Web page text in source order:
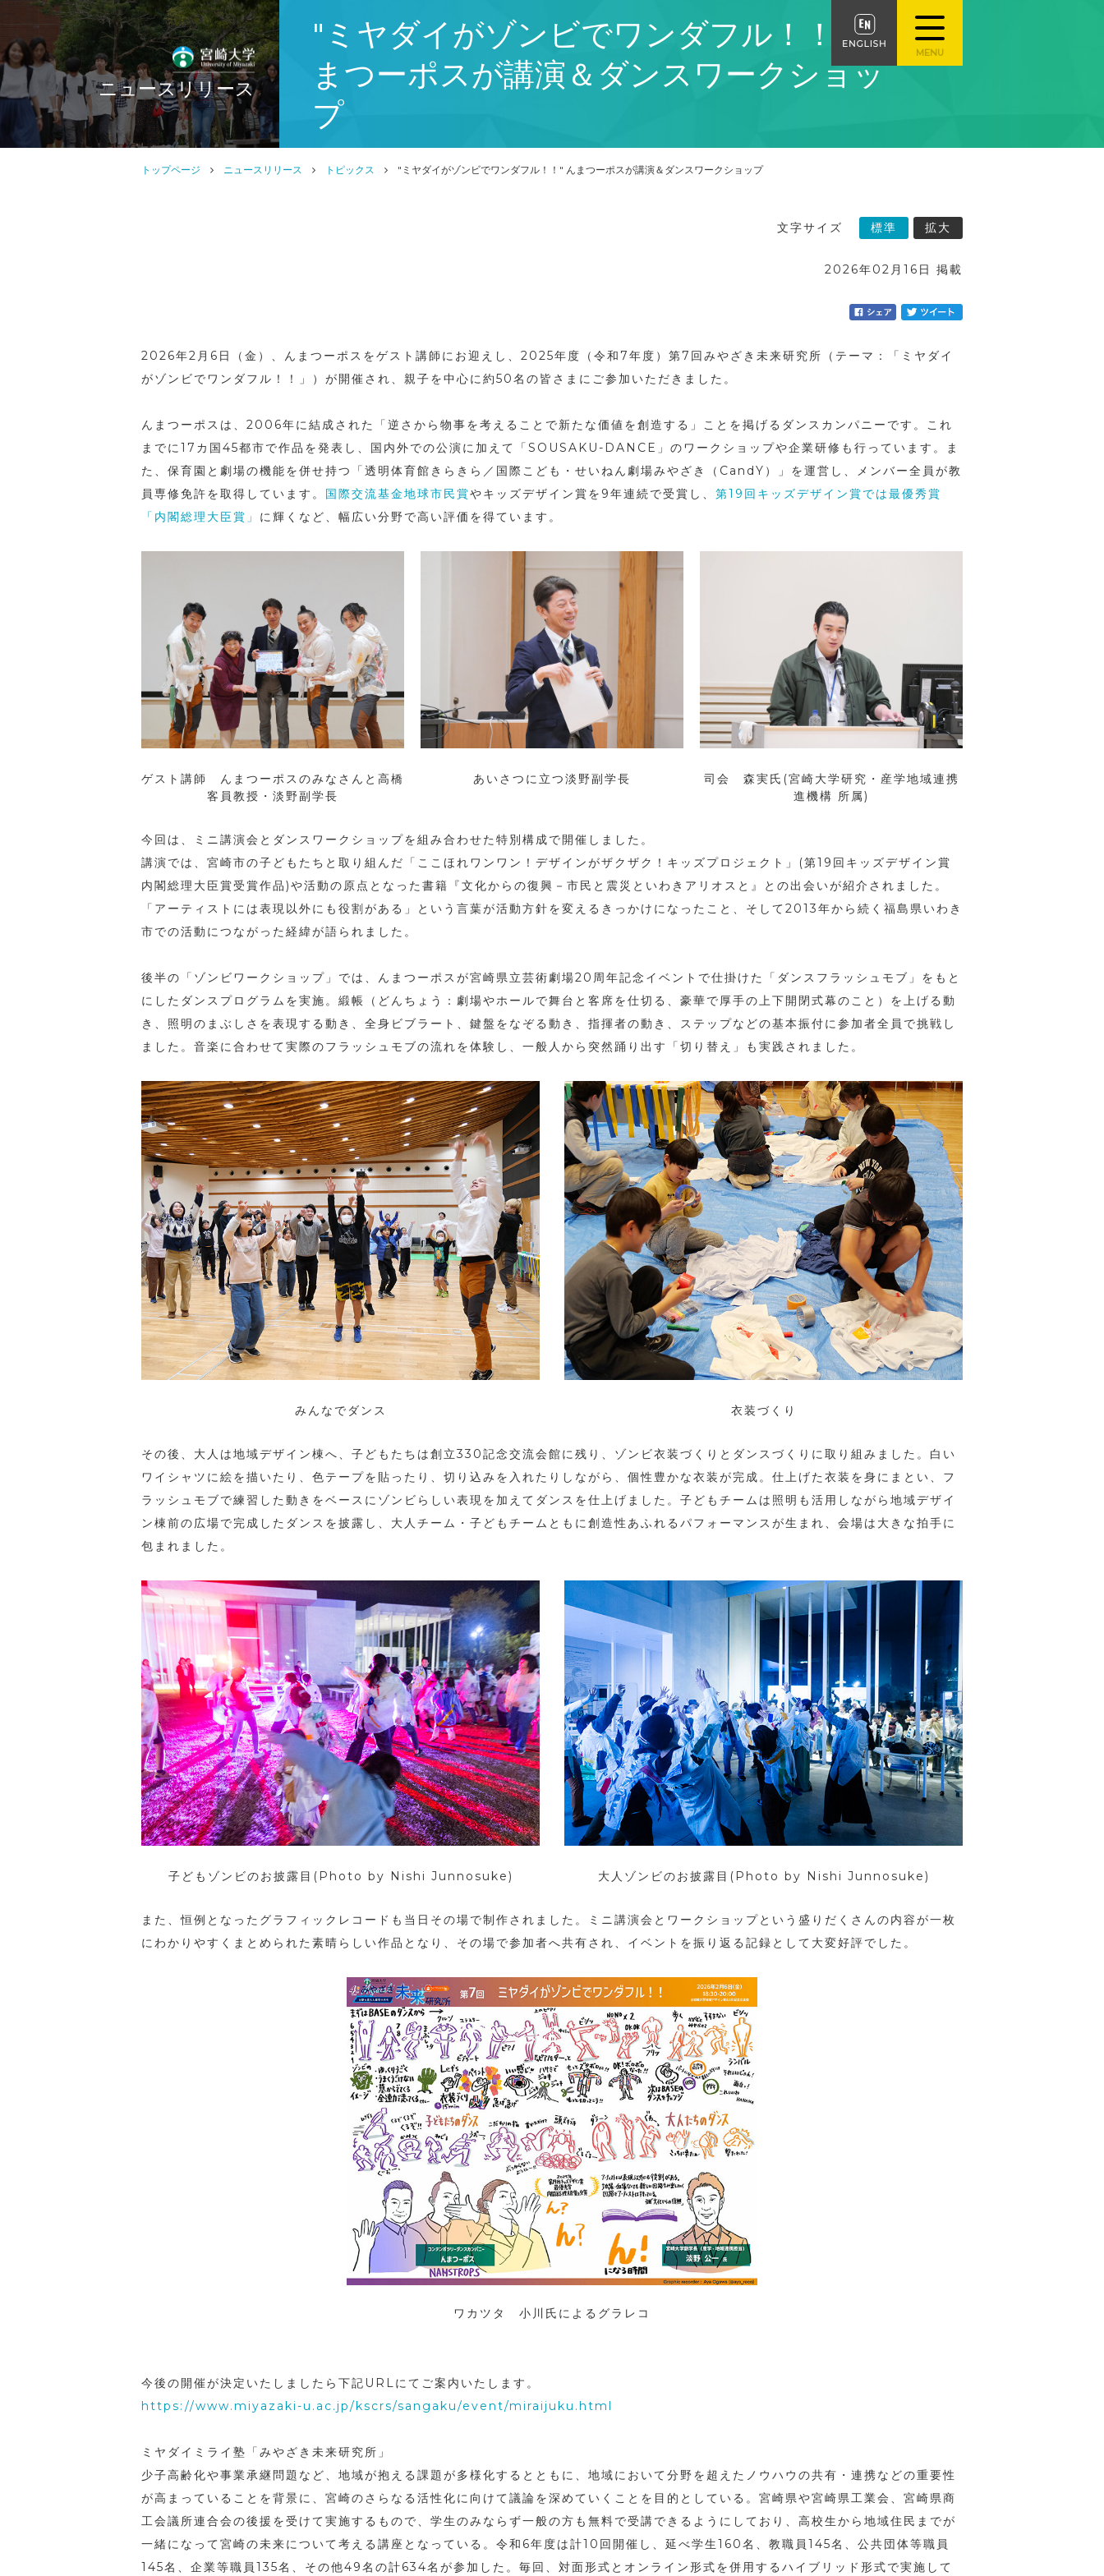
ニュースリリース
"ミヤダイがゾンビでワンダフル！！" ん
まつーポスが講演＆ダンスワークショッ
プ
トップページ ニュースリリース トピックス "ミヤダイがゾンビでワンダフル！！" んまつーポスが講演＆ダンスワークショップ
2026年02月16日 掲載
2026年2月6日（金）、んまつーポスをゲスト講師にお迎えし、2025年度（令和7年度）第7回みやざき未来研究所（テーマ：「ミヤダイ
がゾンビでワンダフル！！」）が開催され、親子を中心に約50名の皆さまにご参加いただきました。
んまつーポスは、2006年に結成された「逆さから物事を考えることで新たな価値を創造する」ことを掲げるダンスカンパニーです。これ
までに17カ国45都市で作品を発表し、国内外での公演に加えて「SOUSAKU-DANCE」のワークショップや企業研修も行っています。ま
た、保育園と劇場の機能を併せ持つ「透明体育館きらきら／国際こども・せいねん劇場みやざき（CandY）」を運営し、メンバー全員が教
員専修免許を取得しています。 国際交流基金地球市民賞やキッズデザイン賞を9年連続で受賞し、 第19回キッズデザイン賞では最優秀賞
「内閣総理大臣賞」 に輝くなど、幅広い分野で高い評価を得ています。
ゲスト講師 んまつーポスのみなさんと高橋
客員教授・淡野副学長
あいさつに立つ淡野副学長
司会 森実氏(宮崎大学研究・産学地域連携
進機構 所属)
今回は、ミニ講演会とダンスワークショップを組み合わせた特別構成で開催しました。
講演では、宮崎市の子どもたちと取り組んだ「ここほれワンワン！デザインがザクザク！キッズプロジェクト」(第19回キッズデザイン賞
内閣総理大臣賞受賞作品)や活動の原点となった書籍『文化からの復興－市民と震災といわきアリオスと』との出会いが紹介されました。
「アーティストには表現以外にも役割がある」という言葉が活動方針を変えるきっかけになったこと、そして2013年から続く福島県いわき
市での活動につながった経緯が語られました。
後半の「ゾンビワークショップ」では、んまつーポスが宮崎県立芸術劇場20周年記念イベントで仕掛けた「ダンスフラッシュモブ」をもと
にしたダンスプログラムを実施。緞帳（どんちょう：劇場やホールで舞台と客席を仕切る、豪華で厚手の上下開閉式幕のこと）を上げる動
き、照明のまぶしさを表現する動き、全身ビブラート、鍵盤をなぞる動き、指揮者の動き、ステップなどの基本振付に参加者全員で挑戦し
ました。音楽に合わせて実際のフラッシュモブの流れを体験し、一般人から突然踊り出す「切り替え」も実践されました。
みんなでダンス 衣装づくり
その後、大人は地域デザイン棟へ、子どもたちは創立330記念交流会館に残り、ゾンビ衣装づくりとダンスづくりに取り組みました。白い
ワイシャツに絵を描いたり、色テープを貼ったり、切り込みを入れたりしながら、個性豊かな衣装が完成。仕上げた衣装を身にまとい、フ
ラッシュモブで練習した動きをベースにゾンビらしい表現を加えてダンスを仕上げました。子どもチームは照明も活用しながら地域デザイ
ン棟前の広場で完成したダンスを披露し、大人チーム・子どもチームともに創造性あふれるパフォーマンスが生まれ、会場は大きな拍手に
包まれました。
子どもゾンビのお披露目(Photo by Nishi Junnosuke) 大人ゾンビのお披露目(Photo by Nishi Junnosuke)
また、恒例となったグラフィックレコードも当日その場で制作されました。ミニ講演会とワークショップという盛りだくさんの内容が一枚
にわかりやすくまとめられた素晴らしい作品となり、その場で参加者へ共有され、イベントを振り返る記録として大変好評でした。
ワカツタ 小川氏によるグラレコ
今後の開催が決定いたしましたら下記URLにてご案内いたします。
https://www.miyazaki-u.ac.jp/kscrs/sangaku/event/miraijuku.html
ミヤダイミライ塾「みやざき未来研究所」
少子高齢化や事業承継問題など、地域が抱える課題が多様化するとともに、地域において分野を超えたノウハウの共有・連携などの重要性
が高まっていることを背景に、宮崎のさらなる活性化に向けて議論を深めていくことを目的としている。宮崎県や宮崎県工業会、宮崎県商
工会議所連合会の後援を受けて実施するもので、学生のみならず一般の方も無料で受講できるようにしており、高校生から地域住民までが
一緒になって宮崎の未来について考える講座となっている。令和6年度は計10回開催し、延べ学生160名、教職員145名、公共団体等職員
145名、企業等職員135名、その他49名の計634名が参加した。毎回、対面形式とオンライン形式を併用するハイブリッド形式で実施して
文字サイズ 標準 拡大